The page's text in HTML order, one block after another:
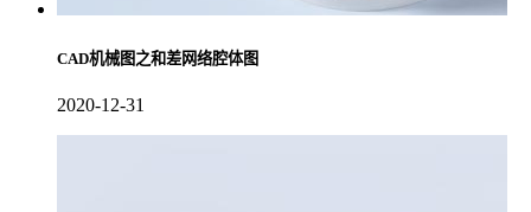
CAD机械图之和差网络腔体图
2020-12-31